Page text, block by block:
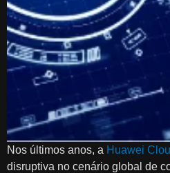
Nos últimos anos, a Huawei
disruptiva no cenário global de